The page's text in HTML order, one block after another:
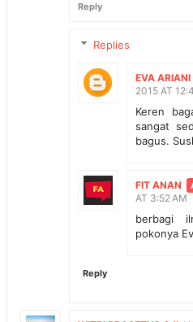
Reply
Replies
EVA
2015 AT
Keren
sangat
bagus.
FIT ANAN
AT 3:52 AM
berbagi
pokonya
Reply